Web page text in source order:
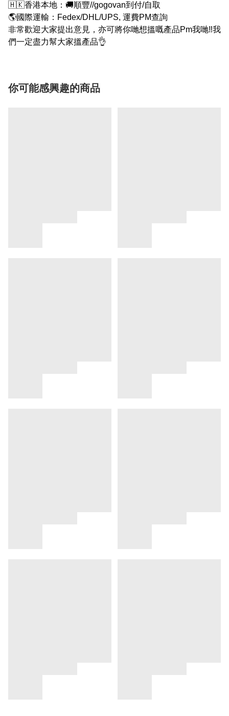
🇭🇰香港本地：🚚順豐//gogovan到付/自取
🌎國際運輸：Fedex/DHL/UPS, 運費PM查詢
非常歡迎大家提出意見，亦可將你哋想搵嘅產品Pm我哋‼我
們一定盡力幫大家搵產品👌
你可能感興趣的商品